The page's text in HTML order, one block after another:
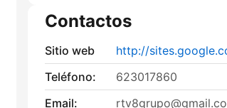
Contactos
Sitio web
http://
Teléfono:
623017860
Email: